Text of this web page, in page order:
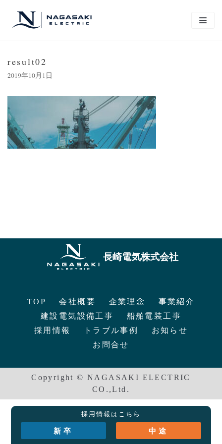
コ
ン
ツ
に
ッ
プ
result02
2019年10月1日
長崎電気株式会社
TOP 会社概要 企業理念
事業紹介
建設電気設備工事
船舶電装工事
採用情報
トラブル事例
お知らせ
お問合せ
Copyright © NAGASAKI ELECTRIC
CO.,Ltd.
採用情報はこちら
新卒 中途